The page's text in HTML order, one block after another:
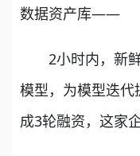
数据资产库——
2小时内，新鲜
模型，为模型迭代
成3轮融资，这家